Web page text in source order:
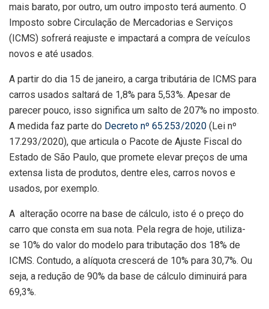
mais barato, por outro, um outro imposto terá aumento. O
Imposto sobre Circulação de Mercadorias e Serviços
(ICMS) sofrerá reajuste e impactará a compra de veículos
novos e até usados.
A partir do dia 15 de janeiro, a carga tributária de ICMS para
carros usados saltará de 1,8% para 5,53%. Apesar de
parecer pouco, isso significa um salto de 207% no imposto.
A medida faz parte do Decreto nº 65.253/2020 (Lei nº
17.293/2020), que articula o Pacote de Ajuste Fiscal do
Estado de São Paulo, que promete elevar preços de uma
extensa lista de produtos, dentre eles, carros novos e
usados, por exemplo.
A alteração ocorre na base de cálculo, isto é o preço do
carro que consta em sua nota. Pela regra de hoje, utiliza-
se 10% do valor do modelo para tributação dos 18% de
ICMS. Contudo, a alíquota crescerá de 10% para 30,7%. Ou
seja, a redução de 90% da base de cálculo diminuirá para
69,3%.